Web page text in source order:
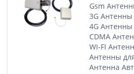
Gsm
3G Антенны
4G Антенны
CDMA
WI-FI
Антенны
Антенна